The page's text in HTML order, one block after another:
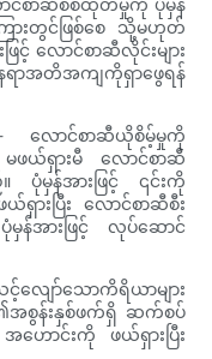
င်စာဆီစစ်ထုတ်မှုကို ပုံမှန်
ြားတွင်ဖြစ်စေ သို့မဟုတ်
င့် လောင်စာဆီလိုင်းများ
အတိအကျကိုရှာဖွေရန်
လောင်စာဆီယိုစိမ့်မှုကို
ဖယ်ရှားမီ လောင်စာဆီ
န်အားဖြင့် ၎င်းကို
ားပြီး လောင်စာဆီစီး
န်အားဖြင့် လုပ်ဆောင်
ျော်သောကိရိယာများ
အစွန်းနှစ်ဖက်ရှိ ဆက်စပ်
ဟောင်းကို ဖယ်ရှားပြီး